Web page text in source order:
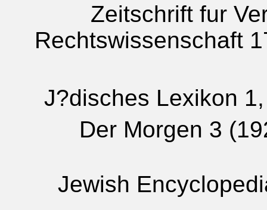
Zeitschrift fur
Rechtswissenschaft
J?disches Lexikon
Der Morgen 3
Jewish